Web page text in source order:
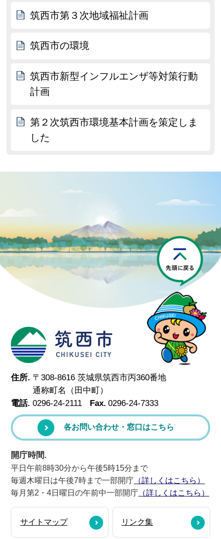
筑西市第３次地域福祉計画
筑西市の環境
筑西市新型インフルエンザ等対策行動
計画
第２次筑西市環境基本計画を策定しま
した
筑西市
住所. 〒308-8616 茨城県筑西市丙360番地
通称町名（田中町）
電話. 0296-24-2111 Fax. 0296-24-7333
各お問い合わせ・窓口はこちら
開庁時間.
平日午前8時30分から午後5時15分まで
毎週木曜日は午後7時まで一部開庁 （詳しくはこちら）
毎月第2・4日曜日の午前中一部開庁 （詳しくはこちら）
サイトマップ リンク集